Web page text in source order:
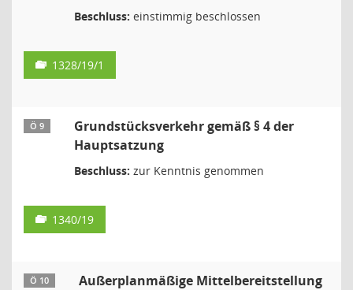
Beschluss: einstimmig beschlossen
1328/19/1
Ö 9
Grundstücksverkehr gemäß § 4 der
Hauptsatzung
Beschluss: zur Kenntnis genommen
1340/19
Ö 10
Außerplanmäßige Mittelbereitstellung